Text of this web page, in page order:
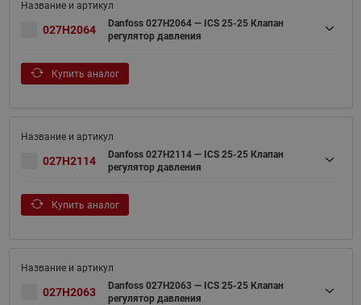
027H2064
Danfoss 027H2064 — ICS 25-25 Клапан
регулятор давления
Купить аналог
027H2114
Danfoss 027H2114 — ICS 25-25 Клапан
регулятор давления
Купить аналог
027H2063
Danfoss 027H2063 — ICS 25-25 Клапан
регулятор давления